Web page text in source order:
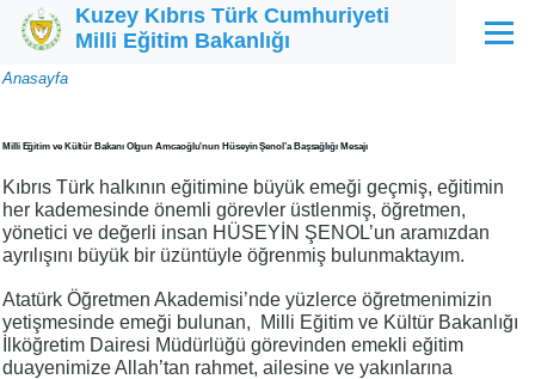
Ana içeriğe atla
Kuzey Kıbrıs Türk Cumhuriyeti
Milli Eğitim Bakanlığı
Menü
Sayfa
Anasayfa
Milli Eğitim ve Kültür Bakanı Olgun Amcaoğlu'nun Hüseyin Şenol’a Başsağlığı Mesajı
Kıbrıs Türk halkının eğitimine büyük emeği geçmiş, eğitimin
her kademesinde önemli görevler üstlenmiş, öğretmen,
yönetici ve değerli insan HÜSEYİN ŞENOL’un aramızdan
ayrılışını büyük bir üzüntüyle öğrenmiş bulunmaktayım.
Atatürk Öğretmen Akademisi’nde yüzlerce öğretmenimizin
yetişmesinde emeği bulunan, Milli Eğitim ve Kültür Bakanlığı
İlköğretim Dairesi Müdürlüğü görevinden emekli eğitim
duayenimize Allah’tan rahmet, ailesine ve yakınlarına